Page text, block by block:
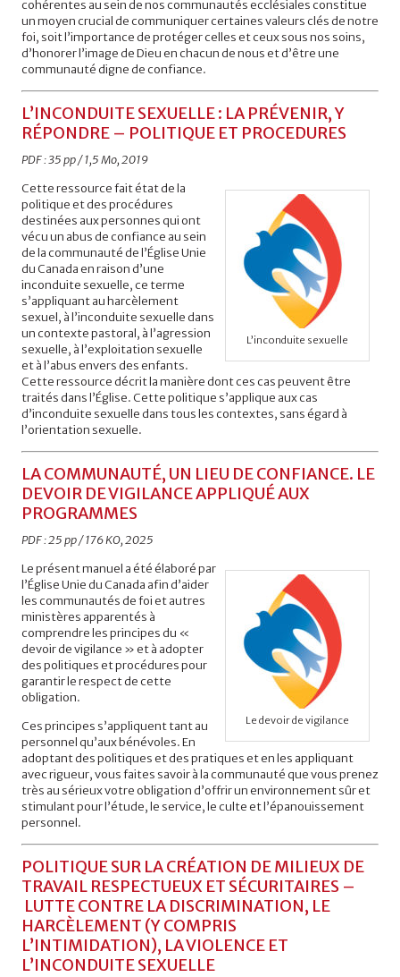
cohérentes au sein de nos communautés ecclésiales constitue
un moyen crucial de communiquer certaines valeurs clés de notre
foi, soit l’importance de protéger celles et ceux sous nos soins,
d’honorer l’image de Dieu en chacun de nous et d’être une
communauté digne de confiance.
L’INCONDUITE SEXUELLE : LA PRÉVENIR, Y
RÉPONDRE – POLITIQUE ET PROCEDURES
PDF : 35 pp / 1,5 Mo, 2019
L’inconduite sexuelle
Cette ressource fait état de la
politique et des procédures
destinées aux personnes qui ont
vécu un abus de confiance au sein
de la communauté de l’Église Unie
du Canada en raison d’une
inconduite sexuelle, ce terme
s’appliquant au harcèlement
sexuel, à l’inconduite sexuelle dans
un contexte pastoral, à l’agression
sexuelle, à l’exploitation sexuelle
et à l’abus envers des enfants.
Cette ressource décrit la manière dont ces cas peuvent être
traités dans l’Église. Cette politique s’applique aux cas
d’inconduite sexuelle dans tous les contextes, sans égard à
l’orientation sexuelle.
LA COMMUNAUTÉ, UN LIEU DE CONFIANCE. LE
DEVOIR DE VIGILANCE APPLIQUÉ AUX
PROGRAMMES
PDF : 25 pp / 176 KO, 2025
Le devoir de vigilance
Le présent manuel a été élaboré par
l’Église Unie du Canada afin d’aider
les communautés de foi et autres
ministères apparentés à
comprendre les principes du «
devoir de vigilance » et à adopter
des politiques et procédures pour
garantir le respect de cette
obligation.
Ces principes s’appliquent tant au
personnel qu’aux bénévoles. En
adoptant des politiques et des pratiques et en les appliquant
avec rigueur, vous faites savoir à la communauté que vous prenez
très au sérieux votre obligation d’offrir un environnement sûr et
stimulant pour l’étude, le service, le culte et l’épanouissement
personnel.
POLITIQUE SUR LA CRÉATION DE MILIEUX DE
TRAVAIL RESPECTUEUX ET SÉCURITAIRES –
LUTTE CONTRE LA DISCRIMINATION, LE
HARCÈLEMENT (Y COMPRIS
L’INTIMIDATION), LA VIOLENCE ET
L’INCONDUITE SEXUELLE